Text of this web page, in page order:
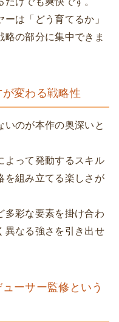
は「どう育てるか」
略の部分に集中できま
変わる戦略性
いのが本作の奥深いと
よって発動するスキル
を組み立てる楽しさが
多彩な要素を掛け合わ
異なる強さを引き出せ
ーサー監修という